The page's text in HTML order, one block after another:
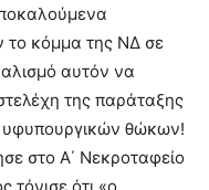
το κόμμα της ΝΔ σε
αυτόν να
της παράταξης
υφυπουργικών θώκων!
στο Α΄ Νεκροταφείο